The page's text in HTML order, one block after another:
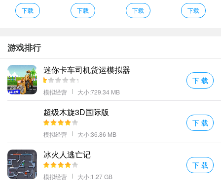
玩家需要通过种植和养殖来获得收益玩家也可以建造各种设施如饭
店商店咖啡厅等为城镇的发展做出贡献。
钱
生产出售各种各样的产品将农场生意越做越大！缝纫机和织布机可
制作精美的服装
玩家可以在游戏中体验各种不同的农作物种植了解不同植物的不同
种植方式学习各种不同知识。
农场经营基层做起说明
建造码头出售农产品建造加工厂生产各种食品赚取更多金币
还会有很多额外有趣的植物处理手段乐趣十足。
游戏玩法非常休闲还可以合理布局建筑让小镇更加梦幻
当玩家完成了各种游戏任务的时候可以领取大量的奖励。
解锁培育更高等级的种子使用不同类型的化肥让种子更快的成熟能
下载
下载
下载
下载
游戏排行
迷你卡车司机货运模拟器
模拟经营 大小:729.34 MB
下 载
超级木旋3D国际版
模拟经营 大小:36.86 MB
下 载
冰火人逃亡记
模拟经营 大小:1.27 GB
下 载